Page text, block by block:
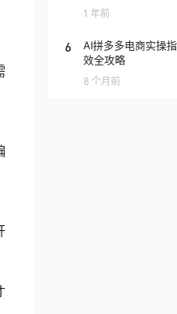
1 年前
6
AI拼多多电商实操
效全攻略
8 个月前